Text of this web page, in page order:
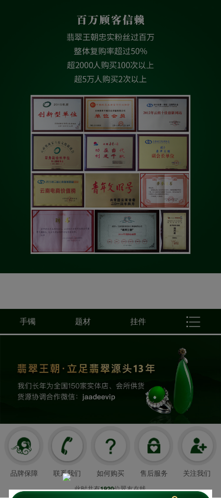
手镯 题材 挂件
品牌保障 联系我们 如何购买 售后服务 关注我们
此时共有1920位翠友在线